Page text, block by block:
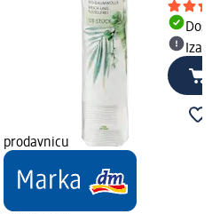
prodavnicu